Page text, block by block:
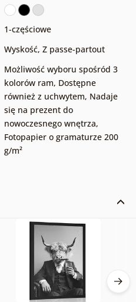
1-częściowe
Wyskość, Z passe-partout
Możliwość wyboru spośród 3
kolorów ram, Dostępne
również z uchwytem, Nadaje
się na prezent do
nowoczesnego wnętrza,
Fotopapier o gramaturze 200
g/m²